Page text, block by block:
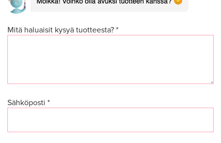
Mitä haluaisit kysyä tuotteesta? *
Sähköposti *